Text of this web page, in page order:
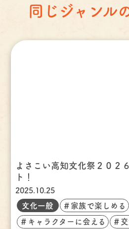
同じジャンル
よさこい高知文化祭２０２
ト！
2025.10.25
文化一般 ＃家族で楽しめる
＃キャラクターに会える ＃